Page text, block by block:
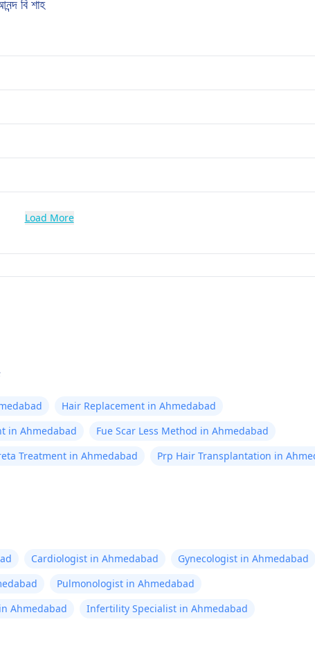
বি শাহ
Load More
Hair Replacement in Ahmedabad
in Ahmedabad
Fue Scar Less Method in Ahmedabad
Treatment in Ahmedabad
Prp Hair Transplantation in
Cardiologist in Ahmedabad
Gynecologist in Ahmedabad
Pulmonologist in Ahmedabad
Ahmedabad Infertility Specialist in Ahmedabad